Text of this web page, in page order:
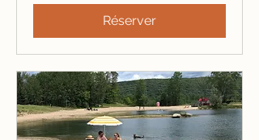
Réserver